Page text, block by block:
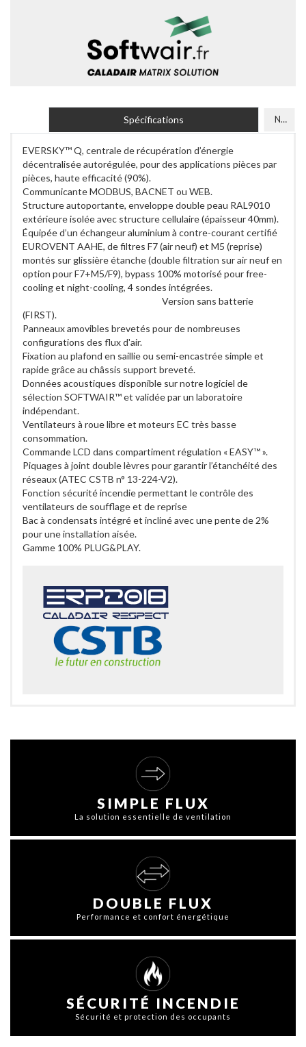
SIMPLE FLUX
La solution essentielle de ventilation
DOUBLE FLUX
Performance et confort énergétique
SÉCURITÉ INCENDIE
Sécurité et protection des occupants
Spécifications Normes et certifications
EVERSKY™ Q, centrale de récupération d’énergie
décentralisée autorégulée, pour des applications pièces par
pièces, haute efficacité (90%).
Communicante MODBUS, BACNET ou WEB.
Structure autoportante, enveloppe double peau RAL9010
extérieure isolée avec structure cellulaire (épaisseur 40mm).
Équipée d’un échangeur aluminium à contre-courant certifié
EUROVENT AAHE, de filtres F7 (air neuf) et M5 (reprise)
montés sur glissière étanche (double filtration sur air neuf en
option pour F7+M5/F9), bypass 100% motorisé pour free-
cooling et night-cooling, 4 sondes intégrées.
Version sans batterie
(FIRST).
Panneaux amovibles brevetés pour de nombreuses
configurations des flux d'air.
Fixation au plafond en saillie ou semi-encastrée simple et
rapide grâce au châssis support breveté.
Données acoustiques disponible sur notre logiciel de
sélection SOFTWAIR™ et validée par un laboratoire
indépendant.
Ventilateurs à roue libre et moteurs EC très basse
consommation.
Commande LCD dans compartiment régulation « EASY™ ».
Piquages à joint double lèvres pour garantir l’étanchéité des
réseaux (ATEC CSTB n° 13-224-V2).
Fonction sécurité incendie permettant le contrôle des
ventilateurs de soufflage et de reprise
Bac à condensats intégré et incliné avec une pente de 2%
pour une installation aisée.
Gamme 100% PLUG&PLAY.